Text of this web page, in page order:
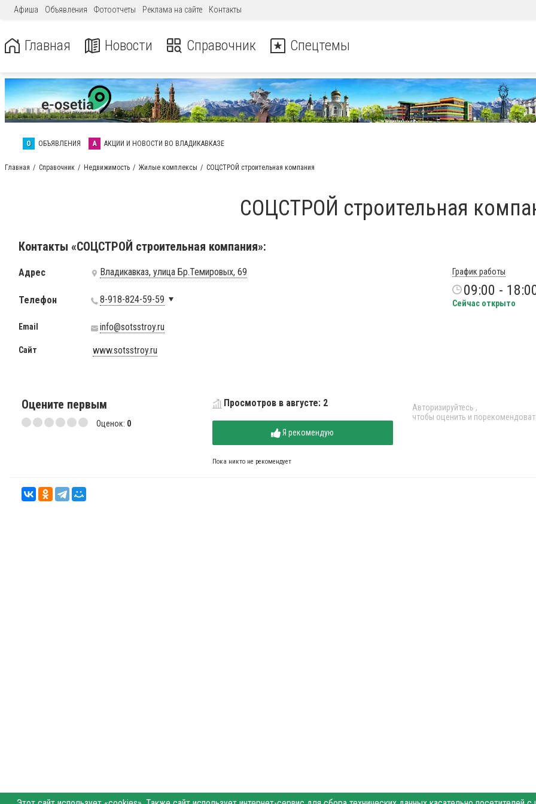
Афиша Объявления Фотоотчеты Реклама на сайте Контакты
Главная Новости Справочник Спецтемы
О ОБЪЯВЛЕНИЯ А АКЦИИ И НОВОСТИ ВО ВЛАДИКАВКАЗЕ
Главная Справочник Недвижимость Жилые комплексы СОЦСТРОЙ строительная компания
СОЦСТРОЙ строительная
Контакты «СОЦСТРОЙ строительная компания»:
Адрес Владикавказ, улица Бр.Темировых, 69
Телефон 8-918-824-59-59
Email info@sotsstroy.ru
Сайт www.sotsstroy.ru
График работы
09:00 -
Сейчас открыто
Оцените первым
Оценок: 0
Просмотров в августе: 2
Я рекомендую
Пока никто не рекомендует
Авторизируйтесь ,
чтобы оценить и